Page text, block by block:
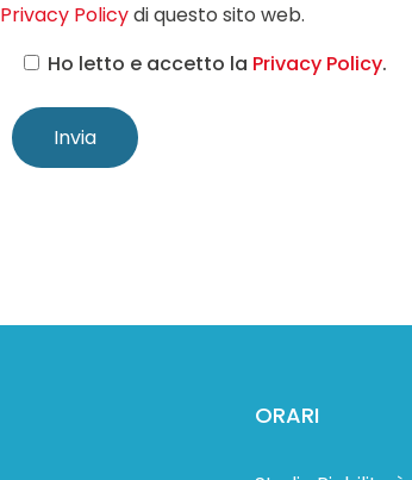
Privacy Policydi questo sito web.
Ho letto e accetto la Privacy Policy.
ORARI